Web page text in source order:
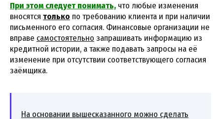
При этом следует понимать, что любые изменения
вносятся только по требованию клиента и при наличии
письменного его согласия. Финансовые организации не
вправе самостоятельно запрашивать информацию из
кредитной истории, а также подавать запросы на её
изменение при отсутствии соответствующего согласия
заёмщика.
На основании вышесказанного можно сделать